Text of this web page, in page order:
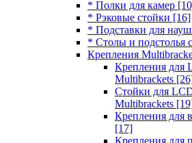
* Полки для камер
* Рэковые стойки [16]
* Подставки для
* Столы и подстолья
Крепления
Крепления для
Multibrackets
Стойки для
Multibrackets
Крепления для
[17]
Крепления для